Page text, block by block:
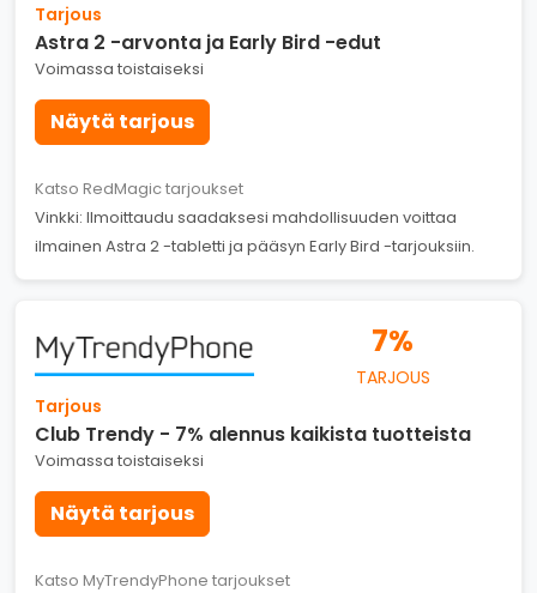
Tarjous
Astra 2 -arvonta ja Early Bird -edut
Voimassa toistaiseksi
Näytä tarjous
Katso RedMagic tarjoukset
Vinkki: Ilmoittaudu saadaksesi mahdollisuuden voittaa
ilmainen Astra 2 -tabletti ja pääsyn Early Bird -tarjouksiin.
7%
TARJOUS
Tarjous
Club Trendy - 7% alennus kaikista tuotteista
Voimassa toistaiseksi
Näytä tarjous
Katso MyTrendyPhone tarjoukset